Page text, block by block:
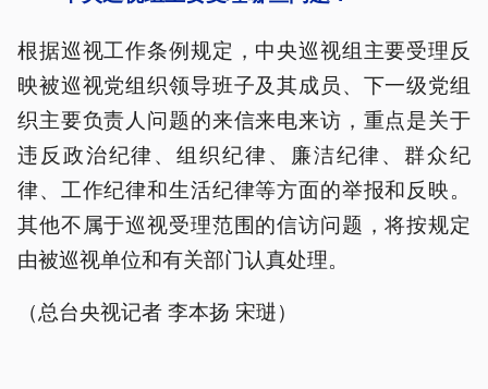
根据巡视工作条例规定，中央巡视组主要受理反
映被巡视党组织领导班子及其成员、下一级党组
织主要负责人问题的来信来电来访，重点是关于
违反政治纪律、组织纪律、廉洁纪律、群众纪
律、工作纪律和生活纪律等方面的举报和反映。
其他不属于巡视受理范围的信访问题，将按规定
由被巡视单位和有关部门认真处理。
（总台央视记者 李本扬 宋琎）